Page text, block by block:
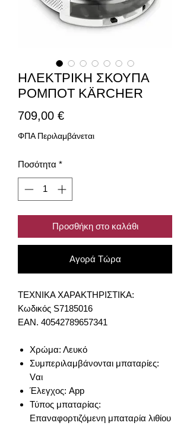
ΗΛΕΚΤΡΙΚΗ ΣΚΟΥΠΑ
ΡΟΜΠΟΤ KÄRCHER
709,00 €Τιμή
ΦΠΑ Περιλαμβάνεται
Ποσότητα *
Προσθήκη στο καλάθι
Αγορά Τώρα
ΤΕΧΝΙΚΑ ΧΑΡΑΚΤΗΡΙΣΤΙΚΑ:
Κωδικός S7185016
EAN. 40542789657341
Χρώμα: Λευκό
Συμπεριλαμβάνονται μπαταρίες:
Vαι
Έλεγχος: App
Τύπος μπαταρίας:
Επαναφορτιζόμενη μπαταρία λιθίου